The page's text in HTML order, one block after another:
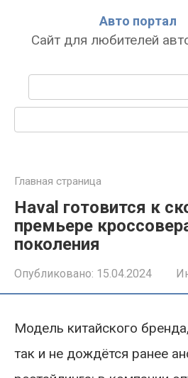
Авто портал
Сайт для любителей
Главная страница
Haval готовится к
премьере
поколения
Опубликовано: 15.04.2024
Модель китайского
так и не дождётся ранее